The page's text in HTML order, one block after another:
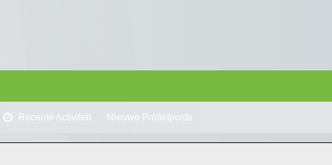
Recente Activiteit Nieuwe Profielposts